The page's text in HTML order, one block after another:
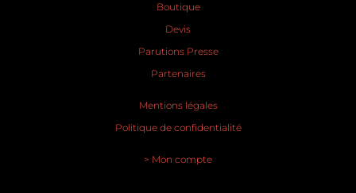
Boutique
Devis
Parutions Presse
Partenaires
Mentions légales
Politique de confidentialité
> Mon compte